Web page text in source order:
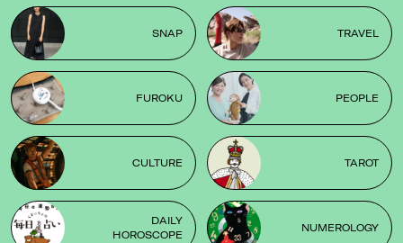
SNAP TRAVEL
FUROKU PEOPLE
CULTURE TAROT
DAILY
HOROSCOPE
NUMEROLOGY